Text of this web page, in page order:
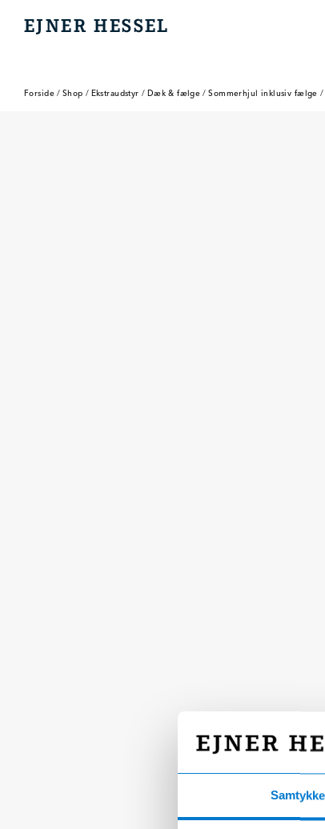
Samtykke
EJNER HESSEL
Forside / Shop / Ekstraudstyr / Dæk & fælge / Sommerhjul inklusiv fælge /